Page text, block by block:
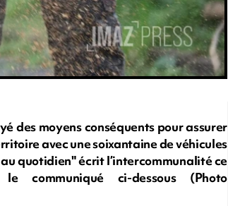
des moyens conséquents pour assurer
avec une soixantaine de véhicules
quotidien" écrit l’intercommunalité ce
ci-dessous (Photo